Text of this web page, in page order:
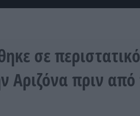
σε
Αριζόνα πριν από